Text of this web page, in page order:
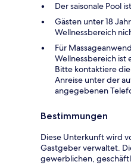
Der saisonale Pool
Gästen unter 18
Wellnessbereich
Für
Wellnessbereich ist
Bitte kontaktiere
Anreise unter der
angegebenen
Bestimmungen
Diese Unterkunft wird
Gastgeber verwaltet.
gewerblichen,